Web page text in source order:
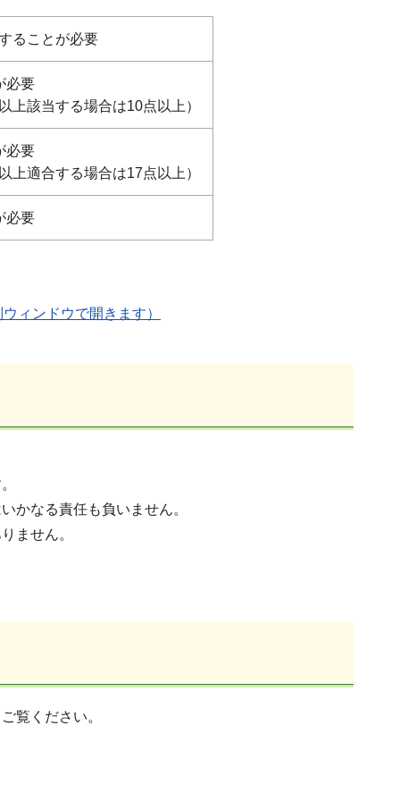
ることが必要
必要
上該当する場合は10点以上）
必要
上適合する場合は17点以上）
必要
ィンドウで開きます）
かなる責任も負いません。
ません。
覧ください。